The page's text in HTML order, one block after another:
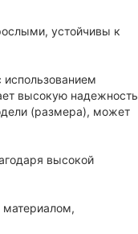
устойчивы к
использованием
высокую надежность
(размера), может
высокой
материалом,